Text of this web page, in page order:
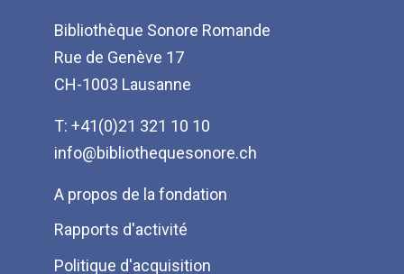
Bibliothèque Sonore Romande
Rue de Genève 17
CH-1003 Lausanne
T: +41(0)21 321 10 10
info@bibliothequesonore.ch
Menu
Pied
de
A propos de la fondation
Rapports d'activité
Politique d'acquisition